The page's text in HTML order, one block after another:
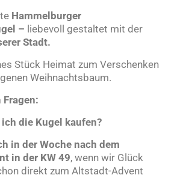
Hammelburger
– liebevoll gestaltet mit der
Stadt.
Stück Heimat zum Verschenken
Weihnachtsbaum.
die Kugel kaufen?
in der Woche nach dem
in der KW 49, wenn wir Glück
direkt zum Altstadt-Advent